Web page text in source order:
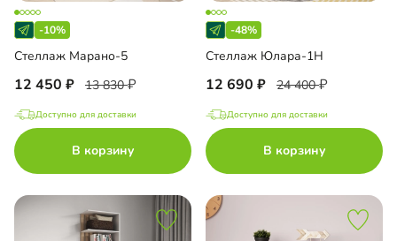
-10%
Стеллаж Марано-5
12 450 13 830
Доступно для доставки
В корзину
-48%
Стеллаж Юлара-1Н
12 690 24 400
Доступно для доставки
В корзину